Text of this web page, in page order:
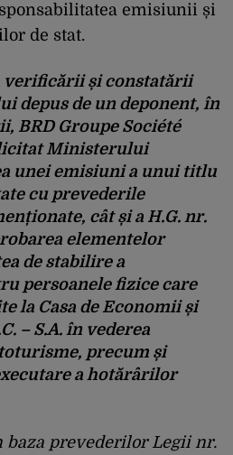
emisiunii și
de stat.
verificării și constatării
depus de un deponent, în
BRD Groupe Société
Ministerului
unei emisiuni a unui titlu
cu prevederile
cât și a H.G. nr.
elementelor
de stabilire a
persoanele fizice care
la Casa de Economii și
– S.A. în vederea
precum și
a hotărârilor
baza prevederilor Legii nr.